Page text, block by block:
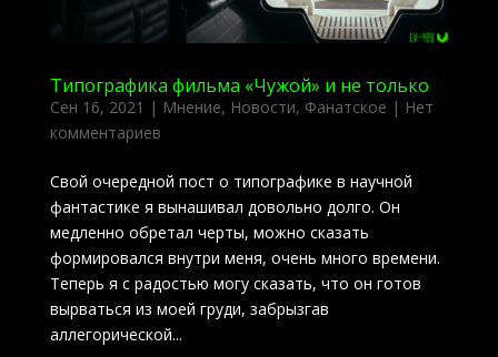
Типографика фильма «Чужой» и не только
Сен 16, 2021 | Мнение, Новости, Фанатское | Нет
комментариев
Свой очередной пост о типографике в научной
фантастике я вынашивал довольно долго. Он
медленно обретал черты, можно сказать
формировался внутри меня, очень много времени.
Теперь я с радостью могу сказать, что он готов
вырваться из моей груди, забрызгав
аллегорической...